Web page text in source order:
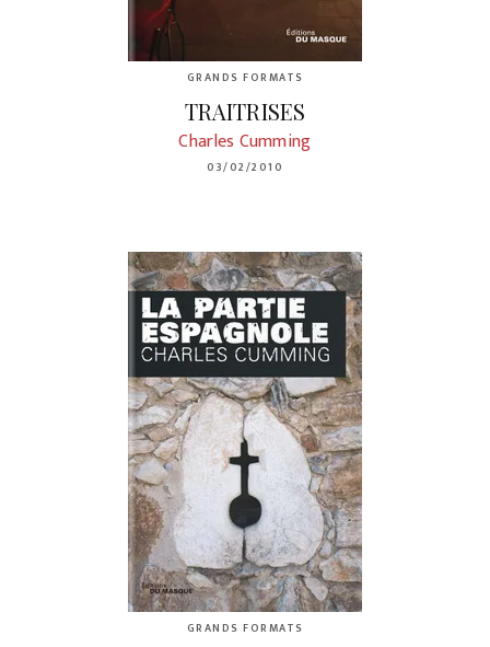
GRANDS FORMATS
TRAITRISES
Charles Cumming
03/02/2010
GRANDS FORMATS